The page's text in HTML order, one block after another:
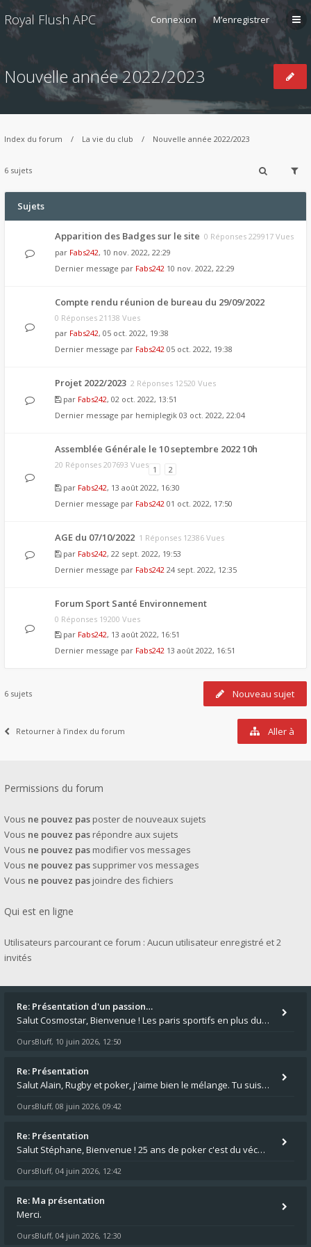
Royal Flush APC Connexion M’enregistrer
Nouvelle année 2022/2023
Index du forum La vie du club Nouvelle année 2022/2023
6 sujets
Sujets
Apparition des Badges sur le site 0 Réponses 229917 Vues
par Fabs242, 10 nov. 2022, 22:29
Dernier message par Fabs242 10 nov. 2022, 22:29
Compte rendu réunion de bureau du 29/09/2022
0 Réponses 21138 Vues
par Fabs242, 05 oct. 2022, 19:38
Dernier message par Fabs242 05 oct. 2022, 19:38
Projet 2022/2023 2 Réponses 12520 Vues
par Fabs242, 02 oct. 2022, 13:51
Dernier message par hemiplegik 03 oct. 2022, 22:04
Assemblée Générale le 10 septembre 2022 10h
20 Réponses 207693 Vues 1
2
par Fabs242, 13 août 2022, 16:30
Dernier message par Fabs242 01 oct. 2022, 17:50
AGE du 07/10/2022 1 Réponses 12386 Vues
par Fabs242, 22 sept. 2022, 19:53
Dernier message par Fabs242 24 sept. 2022, 12:35
Forum Sport Santé Environnement
0 Réponses 19200 Vues
par Fabs242, 13 août 2022, 16:51
Dernier message par Fabs242 13 août 2022, 16:51
Nouveau sujet
6 sujets
Retourner à l’index du forum Aller à
Permissions du forum
Vous ne pouvez pas poster de nouveaux sujets
Vous ne pouvez pas répondre aux sujets
Vous ne pouvez pas modifier vos messages
Vous ne pouvez pas supprimer vos messages
Vous ne pouvez pas joindre des fichiers
Qui est en ligne
Utilisateurs parcourant ce forum : Aucun utilisateur enregistré et 2
invités
Re: Présentation d'un passion…
Salut Cosmostar, Bienvenue ! Les paris sportifs en plus du poker, c'est ce que je fais aussi. Surtout la NBA, je mise su
OursBluff, 10 juin 2026, 12:50
Re: Présentation
Salut Alain, Rugby et poker, j'aime bien le mélange. Tu suis le rugby du coin ? Moi j'essaie d'aller voir des matchs de
OursBluff, 08 juin 2026, 09:42
Re: Présentation
Salut Stéphane, Bienvenue ! 25 ans de poker c'est du vécu quand même. Moi je suis relativementnouveau (2018) mais j'ai a
OursBluff, 04 juin 2026, 12:42
Re: Ma présentation
Merci.
OursBluff, 04 juin 2026, 12:30